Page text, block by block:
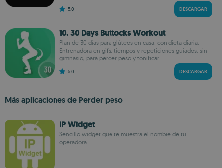
5.0 DESCARGAR
10. 30 Days Buttocks Workout
Plan de 30 días para glúteos en casa, con dieta diaria.
Entrenadora en gifs, tiempos y repeticiones guiados, sin
gimnasio, para perder peso y tonificar...
5.0 DESCARGAR
Más aplicaciones de Perder peso
IP Widget
Sencillo widget que te muestra el nombre de tu
operadora